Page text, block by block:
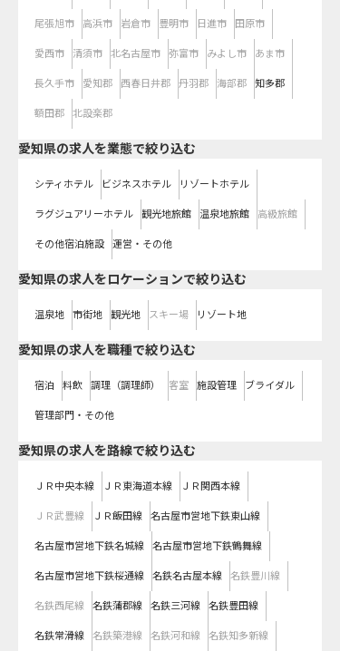
尾張旭市 高浜市 岩倉市 豊明市 日進市 田原市
愛西市 清須市 北名古屋市 弥富市 みよし市 あま市
長久手市 愛知郡 西春日井郡 丹羽郡 海部郡 知多郡
額田郡 北設楽郡
愛知県の求人を業態で絞り込む
シティホテル ビジネスホテル リゾートホテル
ラグジュアリーホテル 観光地旅館 温泉地旅館 高級旅館
その他宿泊施設 運営・その他
愛知県の求人をロケーションで絞り込む
温泉地 市街地 観光地 スキー場 リゾート地
愛知県の求人を職種で絞り込む
宿泊 料飲 調理（調理師） 客室 施設管理 ブライダル
管理部門・その他
愛知県の求人を路線で絞り込む
ＪＲ中央本線 ＪＲ東海道本線 ＪＲ関西本線
ＪＲ武豊線 ＪＲ飯田線 名古屋市営地下鉄東山線
名古屋市営地下鉄名城線 名古屋市営地下鉄鶴舞線
名古屋市営地下鉄桜通線 名鉄名古屋本線 名鉄豊川線
名鉄西尾線 名鉄蒲郡線 名鉄三河線 名鉄豊田線
名鉄常滑線 名鉄築港線 名鉄河和線 名鉄知多新線